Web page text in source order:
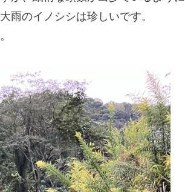
雨のイノシシは珍しいです。